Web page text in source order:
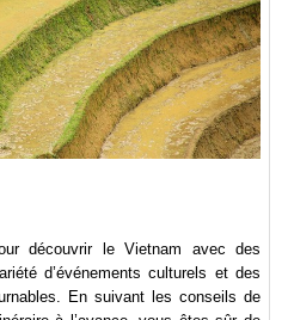
découvrir le Vietnam avec des
d’événements culturels et des
En suivant les conseils de